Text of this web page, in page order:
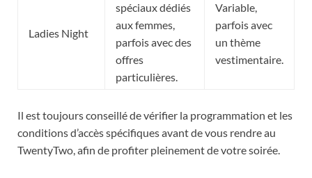
Ladies Night
spéciaux dédiés
aux femmes,
parfois avec des
offres
particulières.
Variable,
parfois avec
un thème
vestimentaire.
Il est toujours conseillé de vérifier la programmation et les
conditions d’accès spécifiques avant de vous rendre au
TwentyTwo, afin de profiter pleinement de votre soirée.